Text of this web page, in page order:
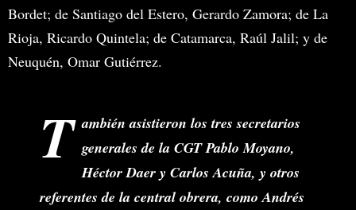
Bordet; de Santiago del Estero, Gerardo Zamora; de La
Rioja, Ricardo Quintela; de Catamarca, Raúl Jalil; y de
Neuquén, Omar Gutiérrez.
T ambién asistieron los tres secretarios
generales de la CGT Pablo Moyano,
Héctor Daer y Carlos Acuña, y otros
referentes de la central obrera, como Andrés